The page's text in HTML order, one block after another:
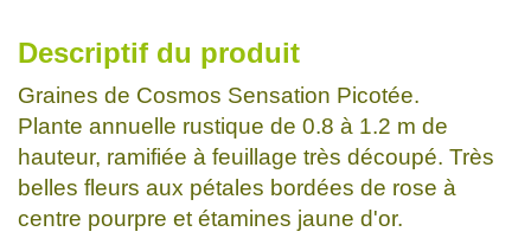
Descriptif du produit
Graines de Cosmos Sensation Picotée.
Plante annuelle rustique de 0.8 à 1.2 m de
hauteur, ramifiée à feuillage très découpé. Très
belles fleurs aux pétales bordées de rose à
centre pourpre et étamines jaune d'or.